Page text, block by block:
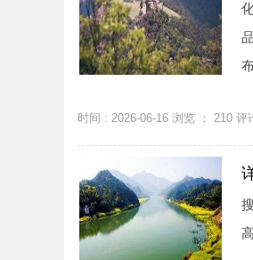
时间 : 2026-06-16 浏览 ： 210 评